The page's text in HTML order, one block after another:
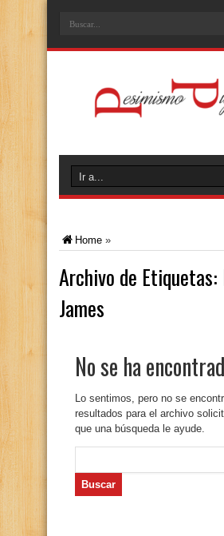
Home »
Archivo de Etiquetas:
James
No se ha
Lo sentimos, pero no se
resultados para el archivo
que una búsqueda le ayude.